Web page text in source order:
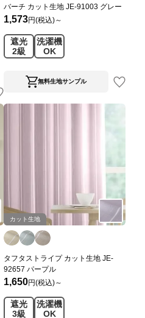
バーチ カット生地 JE-91003 グレー
1,573円(税込)～
遮光
2級
洗濯機
OK
無料生地サンプル
カット生地
タフタストライプ カット生地 JE-
92657 パープル
1,650円(税込)～
遮光
3級
洗濯機
OK